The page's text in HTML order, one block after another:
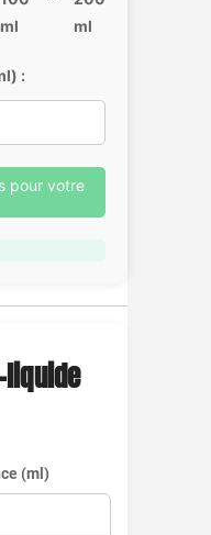
ml
ml
:
pour votre
liquide
(ml)